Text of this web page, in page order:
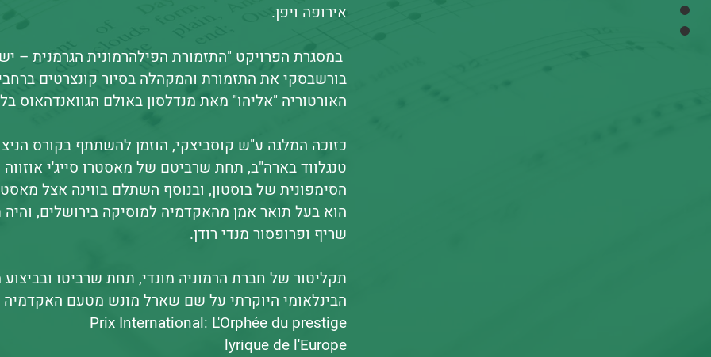
אירופה ויפן.
במסגרת הפרויקט "התזמורת הפילהרמונית הגרמנית –
בורשבסקי את התזמורת והמקהלה בסיור קונצרטים
האורטוריה "אליהו" מאת מנדלסון באולם הגוואנדהאוס
כזוכה המלגה ע"ש קוסביצקי, הוזמן להשתתף בקורס
טנגלווד בארה"ב, תחת שרביטם של מאסטרו סייג'י
הסימפונית של בוסטון, ובנוסף השתלם בווינה אצל
הוא בעל תואר אמן מהאקדמיה למוסיקה בירושלים,
שריף ופרופסור מנדי רודן.
תקליטור של חברת הרמוניה מונדי, תחת שרביטו
Prix International: L'Orphée du prestige
lyrique de l'Europe